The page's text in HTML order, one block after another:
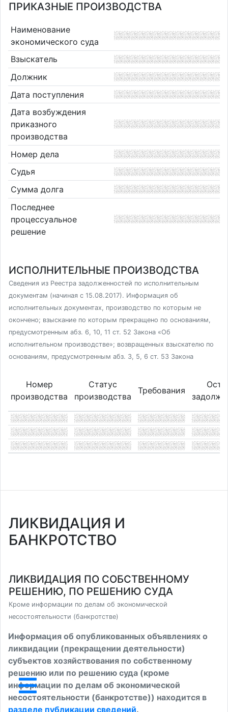
ПРИКАЗНЫЕ ПРОИЗВОДСТВА
Наименование
экономического суда
Взыскатель
Должник
Дата поступления
Дата возбуждения
приказного
производства
Номер дела
Судья
Сумма долга
Последнее
процессуальное
решение
ИСПОЛНИТЕЛЬНЫЕ ПРОИЗВОДСТВА
Сведения из Реестра задолженностей по исполнительным
документам (начиная с 15.08.2017). Информация об
исполнительных документах, производство по которым не
окончено; взыскание по которым прекращено по основаниям,
предусмотренным абз. 6, 10, 11 ст. 52 Закона «Об
исполнительном производстве»; возвращенных взыскателю по
основаниям, предусмотренным абз. 3, 5, 6 ст. 53 Закона
Номер
производства
Статус
производства
Требования
ЛИКВИДАЦИЯ И
БАНКРОТСТВО
ЛИКВИДАЦИЯ ПО СОБСТВЕННОМУ
РЕШЕНИЮ, ПО РЕШЕНИЮ СУДА
Кроме информации по делам об экономической
несостоятельности (банкротстве)
Информация об опубликованных объявлениях о
ликвидации (прекращении деятельности)
субъектов хозяйствования по собственному
решению или по решению суда (кроме
информации по делам об экономической
несостоятельности (банкротстве)) находится в
разделе публикации сведений.